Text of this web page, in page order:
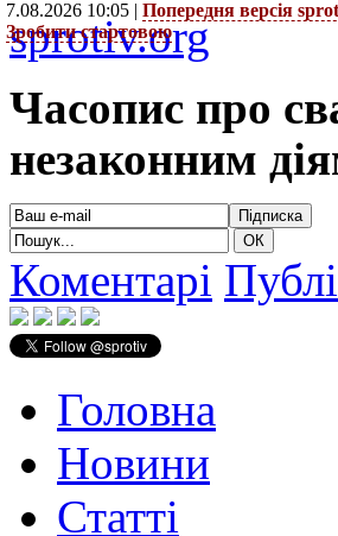
7.08.2026 10:05 | Попередня версія
Зробити стартовою
sprotiv.org
Часопис про
незаконним
Коментарі
Головна
Новини
Статті